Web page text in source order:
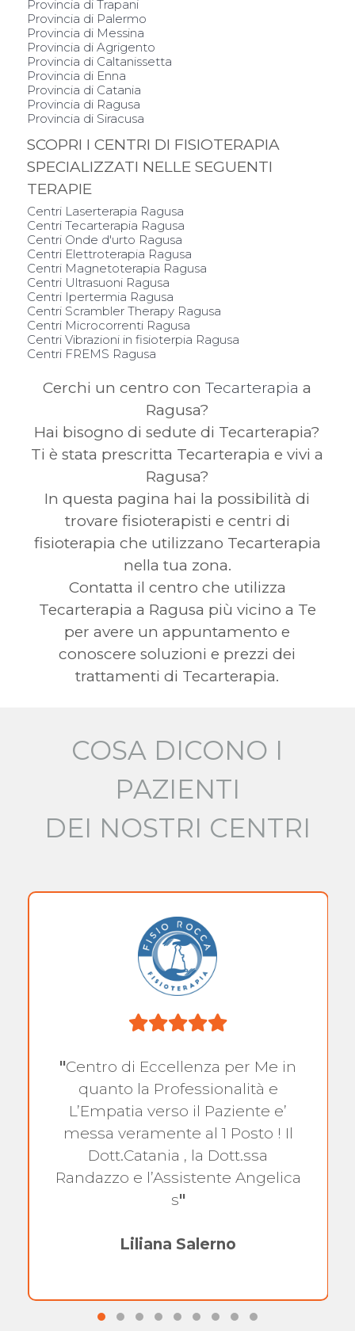
Provincia di Trapani
Provincia di Palermo
Provincia di Messina
Provincia di Agrigento
Provincia di Caltanissetta
Provincia di Enna
Provincia di Catania
Provincia di Ragusa
Provincia di Siracusa
SCOPRI I CENTRI DI FISIOTERAPIA
SPECIALIZZATI NELLE SEGUENTI
TERAPIE
Centri Laserterapia Ragusa
Centri Tecarterapia Ragusa
Centri Onde d'urto Ragusa
Centri Elettroterapia Ragusa
Centri Magnetoterapia Ragusa
Centri Ultrasuoni Ragusa
Centri Ipertermia Ragusa
Centri Scrambler Therapy Ragusa
Centri Microcorrenti Ragusa
Centri Vibrazioni in fisioterpia Ragusa
Centri FREMS Ragusa
Cerchi un centro conTecarterapia a
Ragusa?
Hai bisogno di sedute di Tecarterapia?
Ti è stata prescritta Tecarterapia e vivi a
Ragusa?
In questa pagina hai la possibilità di
trovare fisioterapisti e centri di
fisioterapia che utilizzano Tecarterapia
nella tua zona.
Contatta il centro che utilizza
Tecarterapia a Ragusa più vicino a Te
per avere un appuntamento e
conoscere soluzioni e prezzi dei
trattamenti di Tecarterapia.
COSA DICONO I
PAZIENTI
DEI NOSTRI CENTRI
"Centro di Eccellenza per Me in
quanto la Professionalità e
L’Empatia verso il Paziente e’
messa veramente al 1 Posto ! Il
Dott.Catania , la Dott.ssa
Randazzo e l’Assistente Angelica
s"
Liliana Salerno